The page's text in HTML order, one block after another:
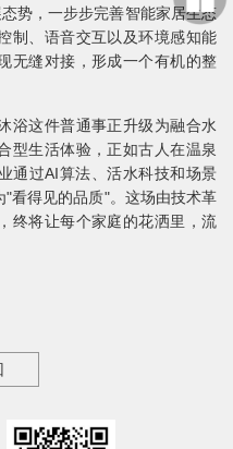
势，一步步完善智能家居生态
制、语音交互以及环境感知能
无缝对接，形成一个有机的整
浴这件普通事正升级为融合水
型生活体验，正如古人在温泉
通过AI算法、活水科技和场景
看得见的品质"。这场由技术革
终将让每个家庭的花洒里，流